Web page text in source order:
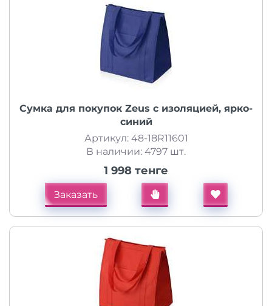
Сумка для покупок Zeus с изоляцией, ярко-
синий
Артикул: 48-18R11601
В наличии: 4797 шт.
1 998 тенге
Заказать